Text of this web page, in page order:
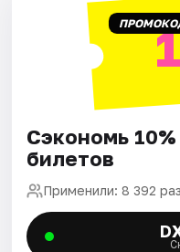
Сэкономь
билетов
Применили: 8 392 раз